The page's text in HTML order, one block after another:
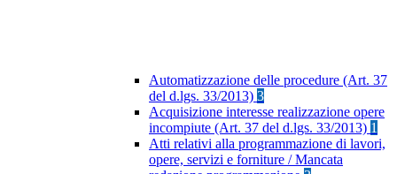
Automatizzazione delle procedure (Art. 37
del d.lgs. 33/2013) 3
Acquisizione interesse realizzazione opere
incompiute (Art. 37 del d.lgs. 33/2013) 1
Atti relativi alla programmazione di lavori,
opere, servizi e forniture / Mancata